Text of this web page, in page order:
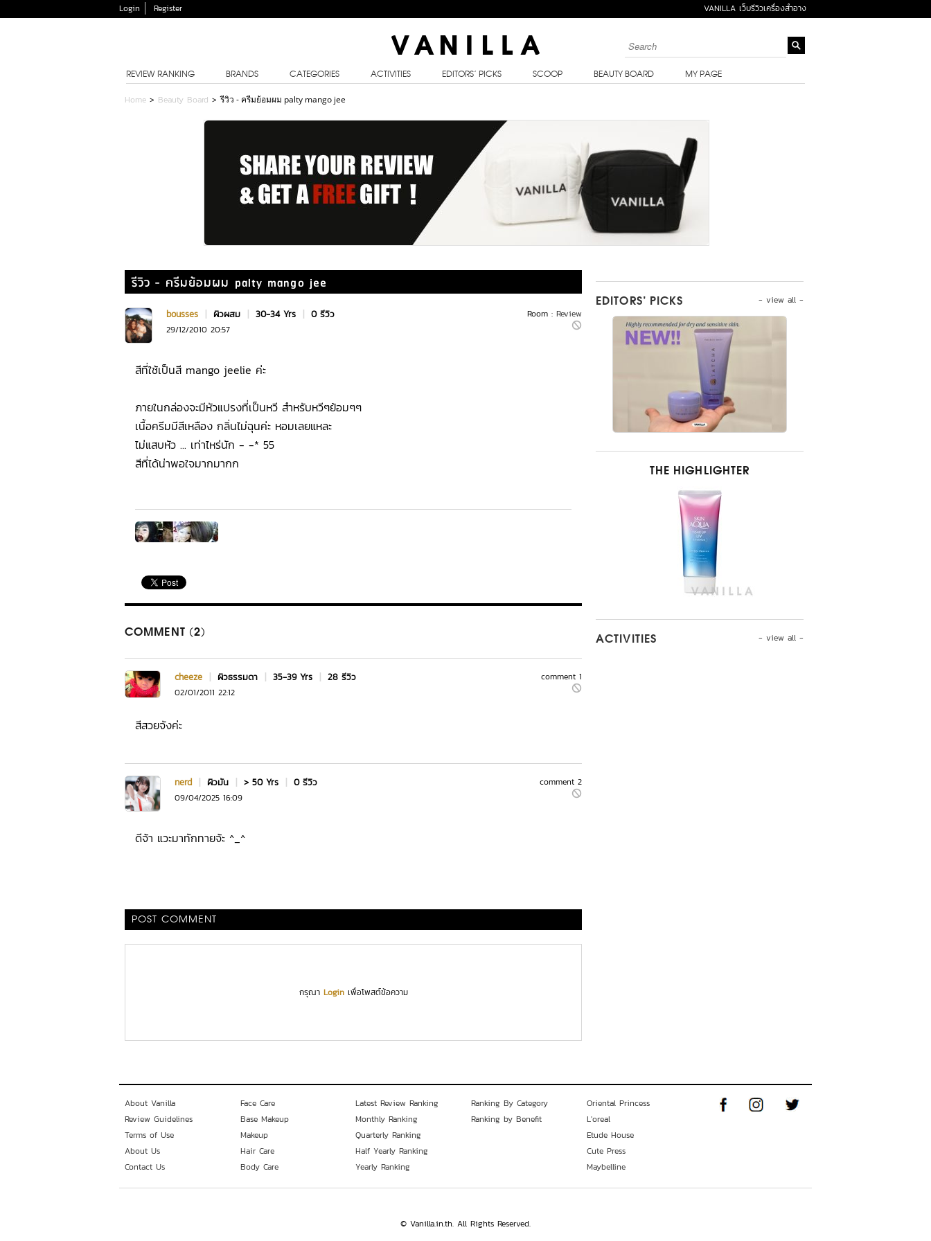
Login Register VANILLA เว็บรีวิวเครื่องสำอาง
REVIEW RANKING BRANDS CATEGORIES ACTIVITIES EDITORS’ PICKS SCOOP BEAUTY BOARD MY PAGE
Home > Beauty Board >รีวิว - ครีมย้อมผม palty mango jee
รีวิว - ครีมย้อมผม palty mango jee
Room : Review
bousses | ผิวผสม | 30-34 Yrs | 0 รีวิว
29/12/2010 20:57
สีที่ใช้เป็นสี mango jeelie ค่ะ
ภายในกล่องจะมีหัวแปรงที่เป็นหวี สำหรับหวีๆย้อมๆๆ
เนื้อครีมมีสีเหลือง กลิ่นไม่ฉุนค่ะ หอมเลยแหละ
ไม่แสบหัว ... เท่าไหร่นัก - -* 55
สีที่ได้น่าพอใจมากมากก
COMMENT (2)
comment 1
cheeze | ผิวธรรมดา | 35-39 Yrs | 28 รีวิว
02/01/2011 22:12
สีสวยจังค่ะ
comment 2
nerd | ผิวมัน | > 50 Yrs | 0 รีวิว
09/04/2025 16:09
ดีจ้า แวะมาทักทายจ้ะ ^_^
POST COMMENT
กรุณา Loginเพื่อโพสต์ข้อความ
- view all -
EDITORS’ PICKS
THE HIGHLIGHTER
- view all -
ACTIVITIES
About Vanilla
Review Guidelines
Terms of Use
About Us
Contact Us
Face Care
Base Makeup
Makeup
Hair Care
Body Care
Latest Review Ranking
Monthly Ranking
Quarterly Ranking
Half Yearly Ranking
Yearly Ranking
Ranking By Category
Ranking by Benefit
Oriental Princess
L'oreal
Etude House
Cute Press
Maybelline
© Vanilla.in.th. All Rights Reserved.